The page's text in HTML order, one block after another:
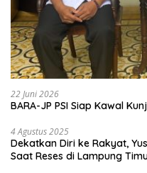
22 Juni 2026
BARA-JP PSI Siap Kawal
4 Agustus 2025
Dekatkan Diri ke Rakyat,
Saat Reses di Lampung